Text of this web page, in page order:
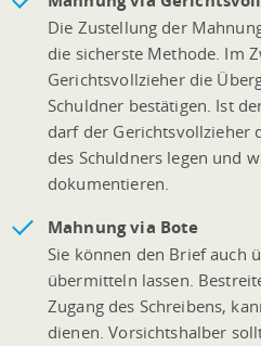
Die Zustellung der
die sicherste Methode. Im
Gerichtsvollzieher die
Schuldner bestätigen. Ist
darf der Gerichtsvollzieher
des Schuldners legen und
dokumentieren.
Mahnung via Bote
Sie können den Brief auch
übermitteln lassen.
Zugang des Schreibens,
dienen. Vorsichtshalber